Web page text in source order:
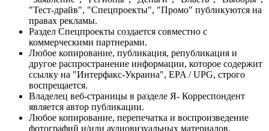
"Тест-драйв", "Спецпроекты", "Промо" публикуются на
правах рекламы.
Раздел Спецпроекты создается совместно с
коммерческими партнерами.
Любое копирование, публикация, републикация и
другое распространение информации, которое содержит
ссылку на "Интерфакс-Украина", EPA / UPG, строго
воспрещается.
Владелец веб-страницы в разделе Я- Корреспондент
является автор публикации.
Любое копирование, перепечатка и воспроизведение
фотографий и/или аудиовизуальных материалов,